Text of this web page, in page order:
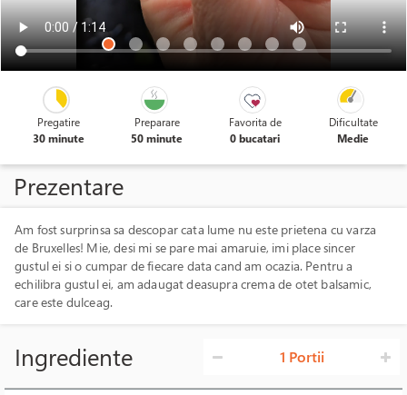
Pregatire
30 minute
Preparare
50 minute
Favorita de
0 bucatari
Dificultate
Medie
Prezentare
Am fost surprinsa sa descopar cata lume nu este prietena cu varza
de Bruxelles! Mie, desi mi se pare mai amaruie, imi place sincer
gustul ei si o cumpar de fiecare data cand am ocazia. Pentru a
echilibra gustul ei, am adaugat deasupra crema de otet balsamic,
care este dulceag.
Ingrediente 1 Portii